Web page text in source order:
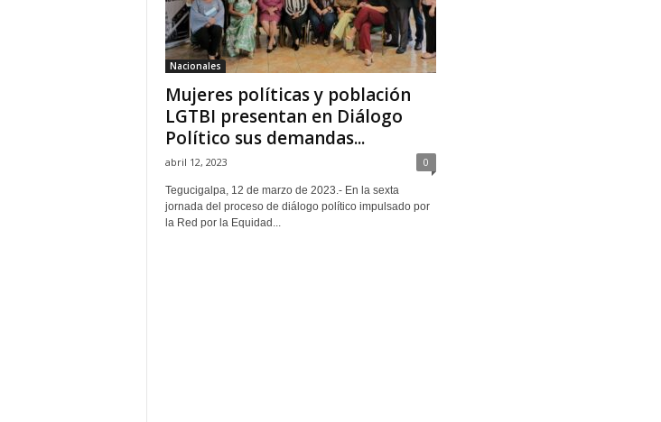
Nacionales
Mujeres políticas y población
LGTBI presentan en Diálogo
Político sus demandas...
abril 12, 2023 0
Tegucigalpa, 12 de marzo de 2023.- En la sexta
jornada del proceso de diálogo político impulsado por
la Red por la Equidad...